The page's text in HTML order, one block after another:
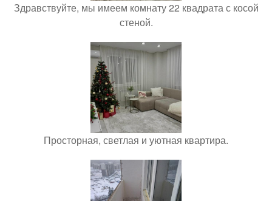
Здравствуйте, мы имеем комнату 22 квадрата с косой
стеной.
Просторная, светлая и уютная квартира.